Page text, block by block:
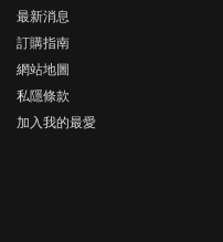
最新消息
訂購指南
網站地圖
私隱條款
加入我的最愛